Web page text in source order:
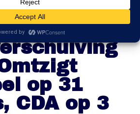
laat
op 31
CDA op 3